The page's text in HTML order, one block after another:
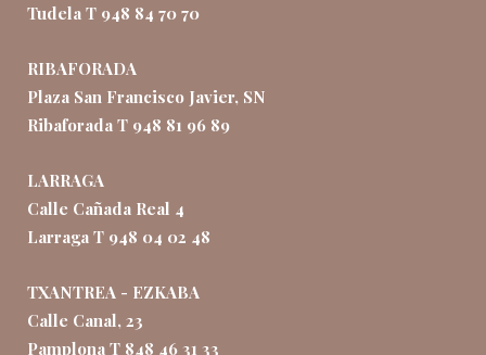
Tudela T 948 84 70 70
RIBAFORADA
Plaza San Francisco Javier, SN
Ribaforada T 948 81 96 89
LARRAGA
Calle Cañada Real 4
Larraga T 948 04 02 48
TXANTREA - EZKABA
Calle Canal, 23
Pamplona T 848 46 31 33